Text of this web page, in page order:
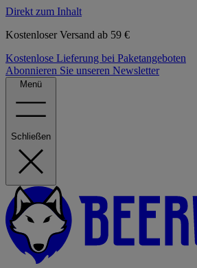
Direkt zum Inhalt
Kostenloser Versand ab 59 €
Kostenlose Lieferung bei Paketangeboten
Abonnieren Sie unseren Newsletter
Menü
Schließen